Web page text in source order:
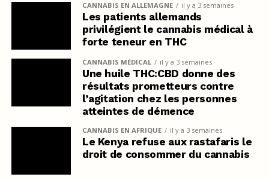
CANNABIS EN ALLEMAGNE il y a 3 semaines
Les patients allemands
privilégient le cannabis médical à
forte teneur en THC
CANNABIS MÉDICAL il y a 3 semaines
Une huile THC:CBD donne des
résultats prometteurs contre
l’agitation chez les personnes
atteintes de démence
CANNABIS EN AFRIQUE il y a 3 semaines
Le Kenya refuse aux rastafaris le
droit de consommer du cannabis